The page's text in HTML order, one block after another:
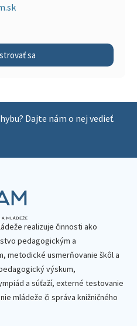
sa
Dajte nám o nej vedieť.
realizuje činnosti ako
pedagogickým a
metodické usmerňovanie škôl a
výskum,
a súťaží, externé testovanie
mládeže či správa knižničného